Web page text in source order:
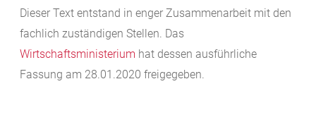
Dieser Text entstand in enger Zusammenarbeit mit den
fachlich zuständigen Stellen. Das
Wirtschaftsministerium hat dessen ausführliche
Fassung am 28.01.2020 freigegeben.